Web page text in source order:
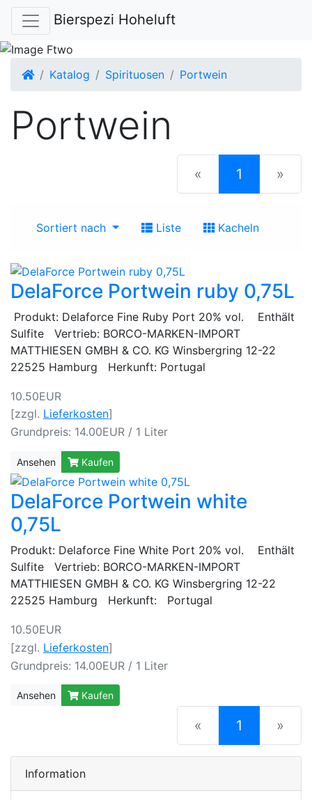
Bierspezi Hoheluft
Startseite
Katalog Spirituosen Portwein
Portwein
« 1 (current)
»
Sortiert nach Liste Kacheln
DelaForce Portwein ruby 0,75L
Produkt: Delaforce Fine Ruby Port 20% vol. Enthält
Sulfite Vertrieb: BORCO-MARKEN-IMPORT
MATTHIESEN GMBH & CO. KG Winsbergring 12-22
22525 Hamburg Herkunft: Portugal
10.50EUR
[zzgl. Lieferkosten]
Grundpreis: 14.00EUR / 1 Liter
Ansehen Kaufen
DelaForce Portwein white
0,75L
Produkt: Delaforce Fine White Port 20% vol. Enthält
Sulfite Vertrieb: BORCO-MARKEN-IMPORT
MATTHIESEN GMBH & CO. KG Winsbergring 12-22
22525 Hamburg Herkunft: Portugal
10.50EUR
[zzgl. Lieferkosten]
Grundpreis: 14.00EUR / 1 Liter
Ansehen Kaufen
« 1 (current)
»
Information